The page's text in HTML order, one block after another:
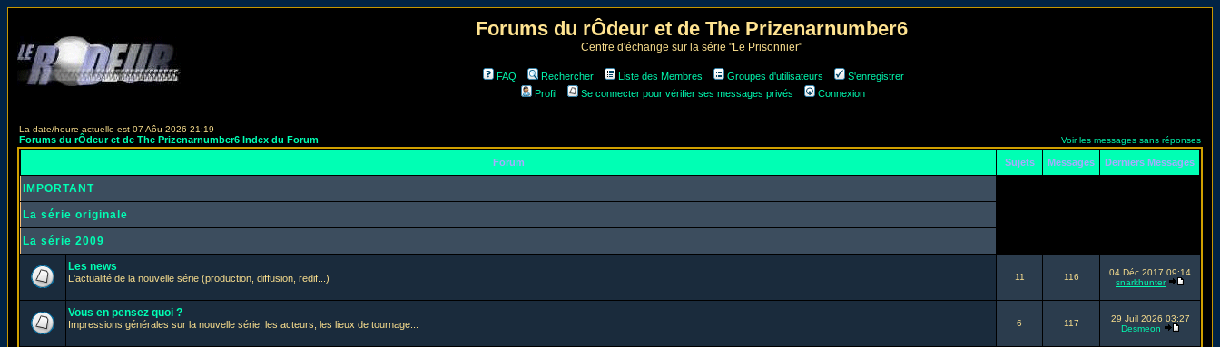
Forums du rÔdeur et de The Prizenarnumber6
Centre d'échange sur la série "Le Prisonnier"
FAQ Rechercher Liste des Membres Groupes d'utilisateurs
S'enregistrer
Profil
Se connecter pour vérifier ses messages privés Connexion
La date/heure actuelle est 07 Aôu 2026 21:19
Forums du rÔdeur et de The Prizenarnumber6 Index du Forum Voir les messages sans réponses
Forum Sujets Messages Derniers Messages
IMPORTANT
La série originale
La série 2009
Les news
L'actualité de la nouvelle série (production, diffusion, redif...) 11 116
04 Déc 2017 09:14
snarkhunter
Vous en pensez quoi ?
Impressions générales sur la nouvelle série, les acteurs, les lieux de tournage... 6 117
29 Juil 2026 03:27
Desmeon